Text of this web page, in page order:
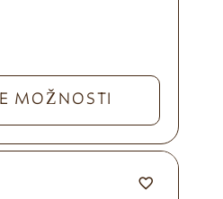
MOŽNOSTI